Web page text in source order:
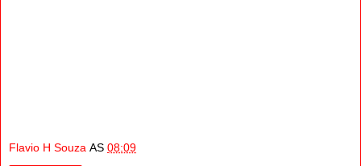
Flavio H Souza AS 08:09